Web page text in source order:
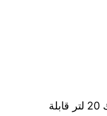
مبيعات المصنع مباشرة: دلاء بلاستيك 20 لتر قابلة